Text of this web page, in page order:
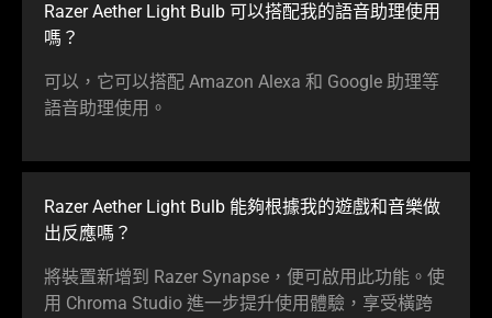
Razer Aether Light Bulb 可以搭配我的語音助理使用
嗎？
可以，它可以搭配 Amazon Alexa 和 Google 助理等
語音助理使用。
Razer Aether Light Bulb 能夠根據我的遊戲和音樂做
出反應嗎？
將裝置新增到 Razer Synapse，便可啟用此功能。使
用 Chroma Studio 進一步提升使用體驗，享受橫跨